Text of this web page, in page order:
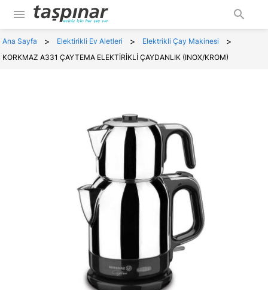
menu search
Ana Sayfa > Elektirikli Ev Aletleri > Elektrikli Çay Makinesi >
KORKMAZ A331 ÇAYTEMA ELEKTİRİKLİ ÇAYDANLIK (INOX/KROM)